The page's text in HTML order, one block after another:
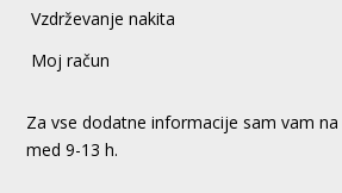
Vzdrževanje nakita
Moj račun
Za vse dodatne informacije sam vam
med 9-13 h.